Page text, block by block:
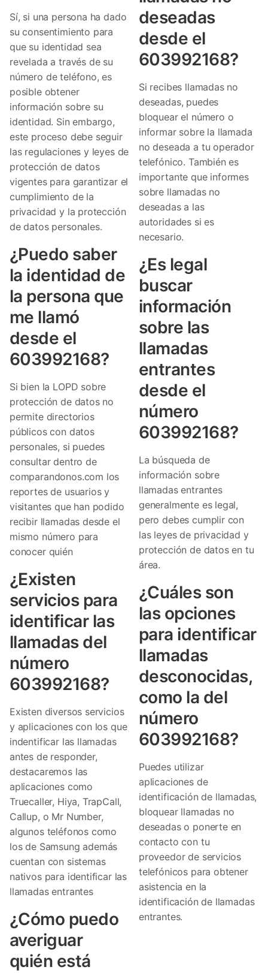
Sí, si una persona ha dado
su consentimiento para
que su identidad sea
revelada a través de su
número de teléfono, es
posible obtener
información sobre su
identidad. Sin embargo,
este proceso debe seguir
las regulaciones y leyes de
protección de datos
vigentes para garantizar el
cumplimiento de la
privacidad y la protección
de datos personales.
¿Puedo saber
la identidad de
la persona que
me llamó
desde el
603992168?
Si bien la LOPD sobre
protección de datos no
permite directorios
públicos con datos
personales, si puedes
consultar dentro de
comparandonos.com los
reportes de usuarios y
visitantes que han podido
recibir llamadas desde el
mismo número para
conocer quién
¿Existen
servicios para
identificar las
llamadas del
número
603992168?
Existen diversos servicios
y aplicaciones con los que
indentificar las llamadas
antes de responder,
destacaremos las
aplicaciones como
Truecaller, Hiya, TrapCall,
Callup, o Mr Number,
algunos teléfonos como
los de Samsung además
cuentan con sistemas
nativos para identificar las
llamadas entrantes
¿Cómo puedo
averiguar
quién está
deseadas
desde el
603992168?
Si recibes llamadas no
deseadas, puedes
bloquear el número o
informar sobre la llamada
no deseada a tu operador
telefónico. También es
importante que informes
sobre llamadas no
deseadas a las
autoridades si es
necesario.
¿Es legal
buscar
información
sobre las
llamadas
entrantes
desde el
número
603992168?
La búsqueda de
información sobre
llamadas entrantes
generalmente es legal,
pero debes cumplir con
las leyes de privacidad y
protección de datos en tu
área.
¿Cuáles son
las opciones
para identificar
llamadas
desconocidas,
como la del
número
603992168?
Puedes utilizar
aplicaciones de
identificación de llamadas,
bloquear llamadas no
deseadas o ponerte en
contacto con tu
proveedor de servicios
telefónicos para obtener
asistencia en la
identificación de llamadas
entrantes.